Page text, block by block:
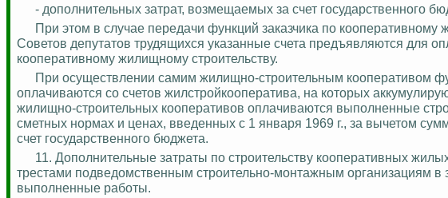
- дополнительных затрат, возмещаемых за счет государственного
При этом в случае передачи функций заказчика по кооперативному
Советов депутатов трудящихся указанные счета предъявляются для
кооперативному жилищному строительству.
При осуществлении самим жилищно-строительным кооперативом
оплачиваются со счетов жилстройкооператива , на которых
жилищно-строительных кооперативов оплачиваются выполненные
сметных нормах и ценах, введенных с 1 января 1969 г., за вычетом
счет государственного бюджета.
11. Дополнительные затраты по строительству кооперативных
трестами подведомственным строительно-монтажным организациям в
выполненные работы.